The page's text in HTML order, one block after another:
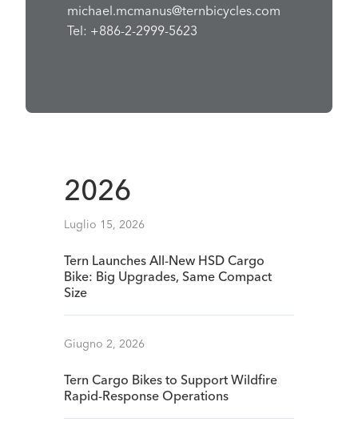
michael.mcmanus@ternbicycles.com
Tel: +886-2-2999-5623
2026
Luglio 15, 2026
Tern Launches All-New HSD Cargo
Bike: Big Upgrades, Same Compact
Size
Giugno 2, 2026
Tern Cargo Bikes to Support Wildfire
Rapid-Response Operations